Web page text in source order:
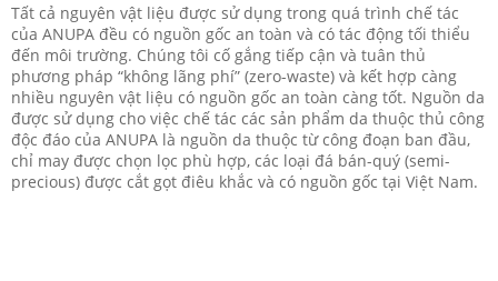
Tất cả nguyên vật liệu được sử dụng trong quá trình chế tác
của ANUPA đều có nguồn gốc an toàn và có tác động tối thiểu
đến môi trường. Chúng tôi cố gắng tiếp cận và tuân thủ
phương pháp “không lãng phí” (zero-waste) và kết hợp càng
nhiều nguyên vật liệu có nguồn gốc an toàn càng tốt. Nguồn da
được sử dụng cho việc chế tác các sản phẩm da thuộc thủ công
độc đáo của ANUPA là nguồn da thuộc từ công đoạn ban đầu,
chỉ may được chọn lọc phù hợp, các loại đá bán-quý (semi-
precious) được cắt gọt điêu khắc và có nguồn gốc tại Việt Nam.